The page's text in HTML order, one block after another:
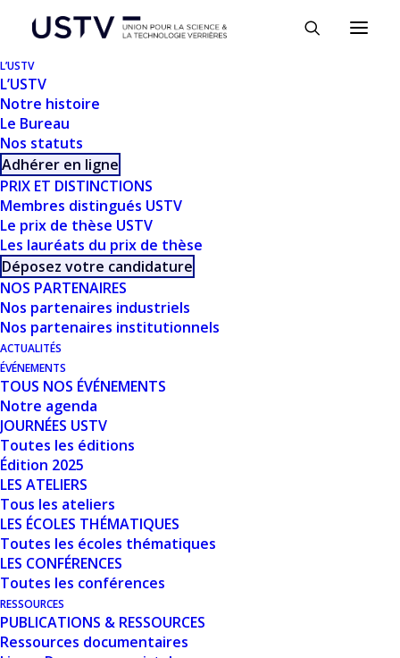
L’USTV
L’USTV
Notre histoire
Le Bureau
Nos statuts
Adhérer en ligne
PRIX ET DISTINCTIONS
Membres distingués USTV
Le prix de thèse USTV
Les lauréats du prix de thèse
Déposez votre candidature
NOS PARTENAIRES
Nos partenaires industriels
Nos partenaires institutionnels
ACTUALITÉS
ÉVÉNEMENTS
TOUS NOS ÉVÉNEMENTS
Notre agenda
JOURNÉES USTV
Toutes les éditions
Édition 2025
LES ATELIERS
Tous les ateliers
LES ÉCOLES THÉMATIQUES
Toutes les écoles thématiques
LES CONFÉRENCES
Toutes les conférences
RESSOURCES
PUBLICATIONS & RESSOURCES
Ressources documentaires
TÉLÉCHARGER
Télécharger
Nombre de fichiers
Date de création
Dernière mise à jour
UNE CÉRAMIQUE
TELLURITE
TRANSPARENTE